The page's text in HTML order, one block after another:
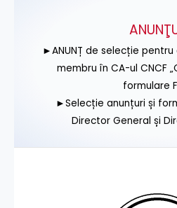
►ANUNȚ de selecție
membru în CA-ul CNCF
formulare
►Selecție anunțuri și
Director General și